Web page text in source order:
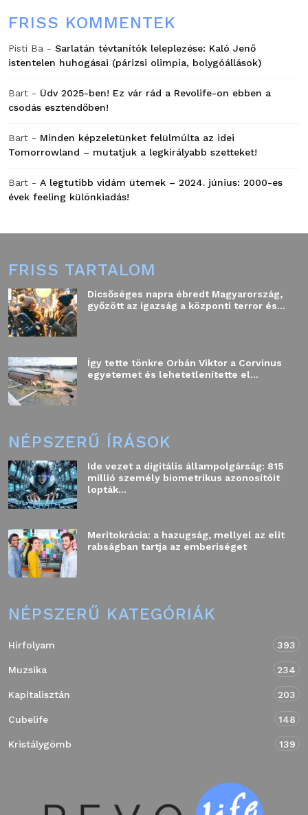
FRISS KOMMENTEK
Pisti Ba - Sarlatán tévtanítók leleplezése: Kaló Jenő
istentelen huhogásai (párizsi olimpia, bolygóállások)
Bart - Üdv 2025-ben! Ez vár rád a Revolife-on ebben a
csodás esztendőben!
Bart - Minden képzeletünket felülmúlta az idei
Tomorrowland – mutatjuk a legkirályabb szetteket!
Bart - A legtutibb vidám ütemek – 2024. június: 2000-es
évek feeling különkiadás!
FRISS TARTALOM
Dicsőséges napra ébredt Magyarország,
győzött az igazság a központi terror és...
Így tette tönkre Orbán Viktor a Corvinus
egyetemet és lehetetlenítette el...
NÉPSZERŰ ÍRÁSOK
Ide vezet a digitális állampolgárság: 815
millió személy biometrikus azonosítóit
lopták...
Meritokrácia: a hazugság, mellyel az elit
rabságban tartja az emberiséget
NÉPSZERŰ KATEGÓRIÁK
Hírfolyam 393
Muzsika 234
Kapitalisztán 203
Cubelife 148
Kristálygömb 139